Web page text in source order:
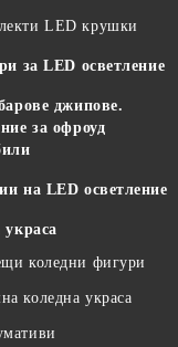
LED крушки
за LED осветление
джипове.
за офроуд
на LED осветление
украса
коледни фигури
коледна украса